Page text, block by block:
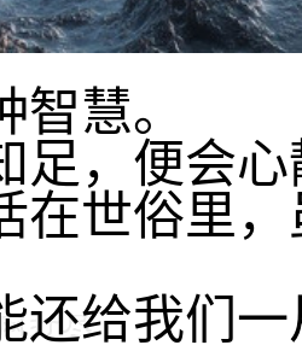
慧。
足，便会
在世俗里
还给我们